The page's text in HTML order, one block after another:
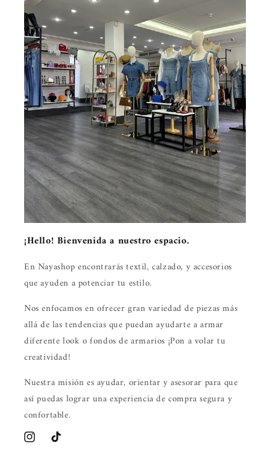
¡Hello! Bienvenida a nuestro espacio.
En Nayashop encontrarás textil, calzado, y accesorios
que ayuden a potenciar tu estilo.
Nos enfocamos en ofrecer gran variedad de piezas más
allá de las tendencias que puedan ayudarte a armar
diferente look o fondos de armarios ¡Pon a volar tu
creatividad!
Nuestra misión es ayudar, orientar y asesorar para que
así puedas lograr una experiencia de compra segura y
confortable.
InstagramTikTok